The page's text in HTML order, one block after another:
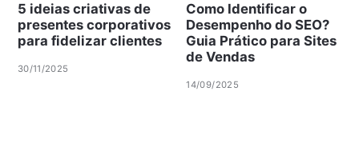
5 ideias criativas de
presentes corporativos
para fidelizar clientes
30/11/2025
Como Identificar o
Desempenho do SEO?
Guia Prático para Sites
de Vendas
14/09/2025